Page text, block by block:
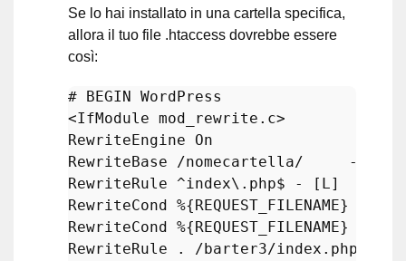
Se lo hai installato in una cartella specifica,
allora il tuo file .htaccess dovrebbe essere
così:
# BEGIN WordPress
<IfModule mod_rewrite.c>
RewriteEngine On
RewriteBase /nomecartella/     ----->
RewriteRule ^index\.php$ - [L]
RewriteCond %{REQUEST_FILENAME} !-f
RewriteCond %{REQUEST_FILENAME} !-d
RewriteRule . /barter3/index.php [L]